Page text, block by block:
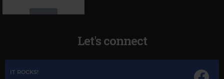
Magic Jazz
Let's connect
IT ROCKS!